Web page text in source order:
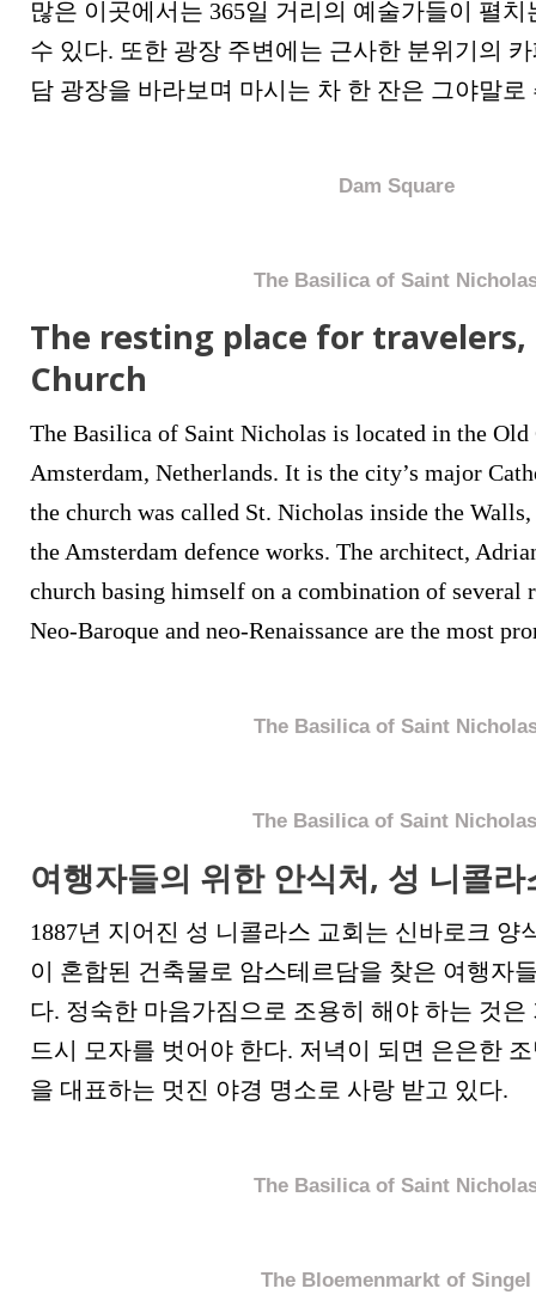
많은 이곳에서는 365일 거리의 예술가들이 펼
수 있다. 또한 광장 주변에는 근사한 분위기의
담 광장을 바라보며 마시는 차 한 잔은 그야말로
Dam Square
The Basilica of Saint
The resting place for travelers,
Church
The Basilica of Saint Nicholas is located in the
Amsterdam, Netherlands. It is the city’s major
the church was called St. Nicholas inside the
the Amsterdam defence works. The architect,
church basing himself on a combination of several
Neo-Baroque and neo-Renaissance are the most
The Basilica of Saint
The Basilica of Saint Nicholas
여행자들의 위한 안식처, 성 니콜라
1887년 지어진 성 니콜라스 교회는 신바로크 양
이 혼합된 건축물로 암스테르담을 찾은 여행자
다. 정숙한 마음가짐으로 조용히 해야 하는 것
드시 모자를 벗어야 한다. 저녁이 되면 은은한
을 대표하는 멋진 야경 명소로 사랑 받고 있다.
The Basilica of Saint
The Bloemenmarkt of Singel